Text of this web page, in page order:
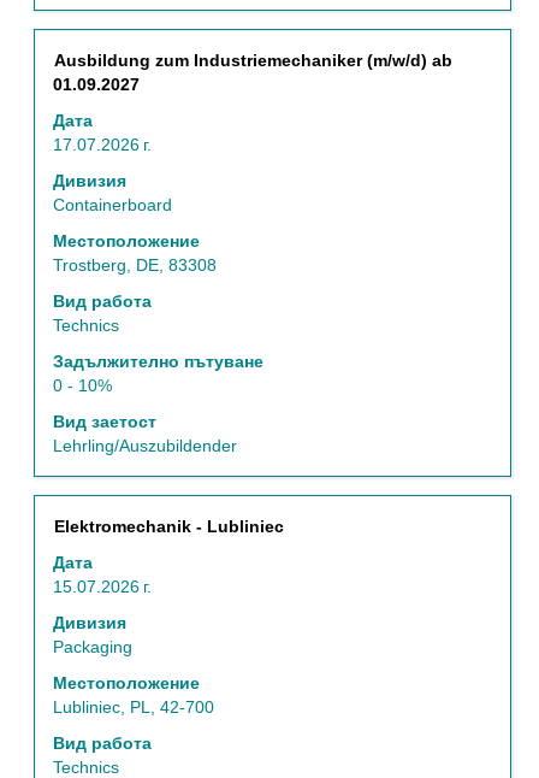
Позиция
Ausbildung zum Industriemechaniker (m/w/d) ab
01.09.2027
Дата
17.07.2026 г.
Дивизия
Containerboard
Местоположение
Trostberg, DE, 83308
Вид работа
Technics
Задължително пътуване
0 - 10%
Вид заетост
Lehrling/Auszubildender
Изберете
с
за
интервал,
за
да
пълното
съдържание
на
информацията
задание.
Позиция
Elektromechanik - Lubliniec
Дата
15.07.2026 г.
Дивизия
Packaging
Местоположение
Lubliniec, PL, 42-700
Вид работа
Technics
Изберете
бутона
за
интервал,
за
прегледате
пълното
съдържание
на